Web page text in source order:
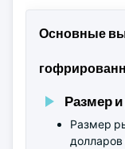
Основные
Размер
Размер